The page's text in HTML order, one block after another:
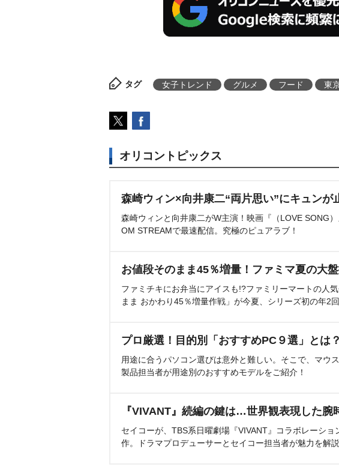
タグ 女子トレンド グルメ フード 東
オリコントピックス
森崎ウィン×向井康二“両片思い”にキュンが
森崎ウィンと向井康二がW主演！映画『（LOVE SONG
OM STREAMで最速配信。究極のピュアラブ！
お値段そのまま45％増量！ファミマ夏の大
ファミチキにお弁当にアイスも!?ファミリーマートの人
まま おかわり45％増量作戦」が今夏、シリーズ初の年2回
プロ厳選！目的別「おすすめPC９選」とは？
用途に合うパソコン選びは意外と難しい。そこで、マウ
製品担当者が用途別のおすすめモデルをご紹介！
『VIVANT』続編の鍵は…世界観表現した腕
セイコーが、TBS系日曜劇場『VIVANT』コラボレーショ
作。ドラマプロデューサーとセイコー担当者が魅力を解説